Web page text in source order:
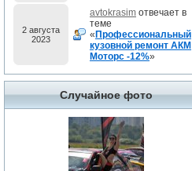
2 августа
2023
avtokrasim отвечает в
теме
« Профессиональный
кузовной ремонт АКМ
Моторс -12%»
Случайное фото